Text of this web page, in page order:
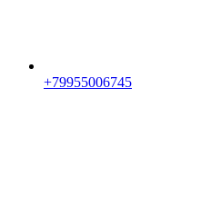
+79955006745